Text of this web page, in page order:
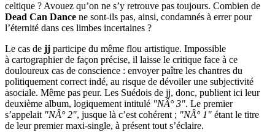
celtique ? Avouez qu’on ne s’y retrouve pas toujours. Combien de
Dead Can Dance ne sont-ils pas, ainsi, condamnés à errer pour
l’éternité dans ces limbes incertaines ?
Le cas de jj participe du même flou artistique. Impossible
à cartographier de façon précise, il laisse le critique face à ce
douloureux cas de conscience : envoyer paître les chantres du
politiquement correct indé, au risque de dévoiler une subjectivité
asociale. Même pas peur. Les Suédois de jj, donc, publient ici leur
deuxième album, logiquement intitulé "NÂ° 3". Le premier
s’appelait "NÂ° 2", jusque là c’est cohérent ; "NÂ° 1" étant le titre
de leur premier maxi-single, à présent tout s’éclaire.